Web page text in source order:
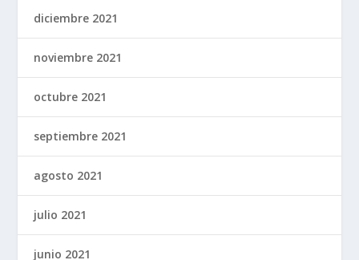
diciembre 2021
noviembre 2021
octubre 2021
septiembre 2021
agosto 2021
julio 2021
junio 2021